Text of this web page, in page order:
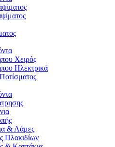
Χειρός
Ηλεκτρικά
& Λάμες
Πλακιδίων